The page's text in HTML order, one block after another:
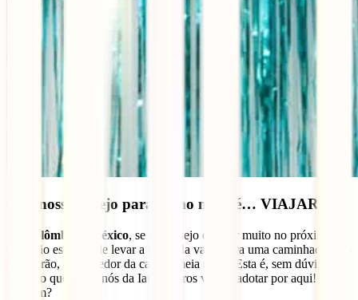
6. O nosso desejo para o ano novo é… VIAJAR!
Colômbia México, se teu desejo é viajar muito no próximo
ano, não esqueça de levar a tua mala vazia para uma caminhada pelo
quarteirão, ou ao redor da casa, à meia noite! Esta é, sem dúvidas, a
tradição que todos nós da Iati Seguros vamos adotar por aqui! Tu
também?